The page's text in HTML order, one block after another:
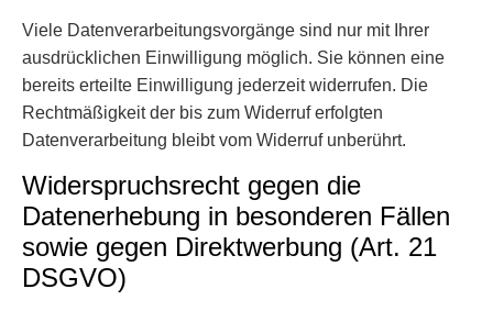
Viele Datenverarbeitungsvorgänge sind nur mit Ihrer
ausdrücklichen Einwilligung möglich. Sie können eine
bereits erteilte Einwilligung jederzeit widerrufen. Die
Rechtmäßigkeit der bis zum Widerruf erfolgten
Datenverarbeitung bleibt vom Widerruf unberührt.
Widerspruchsrecht gegen die
Datenerhebung in besonderen Fällen
sowie gegen Direktwerbung (Art. 21
DSGVO)